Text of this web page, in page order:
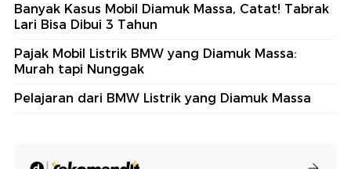
Banyak Kasus Mobil Diamuk Massa, Catat! Tabrak
Lari Bisa Dibui 3 Tahun
Pajak Mobil Listrik BMW yang Diamuk Massa:
Murah tapi Nunggak
Pelajaran dari BMW Listrik yang Diamuk Massa